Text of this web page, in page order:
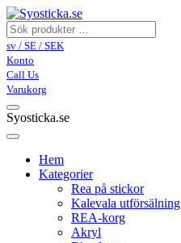
sv / SE / SEK
Konto
Call Us
Varukorg
Syosticka.se
Hem
Kategorier
Rea på stickor
Kalevala utförsälning
REA-korg
Akryl